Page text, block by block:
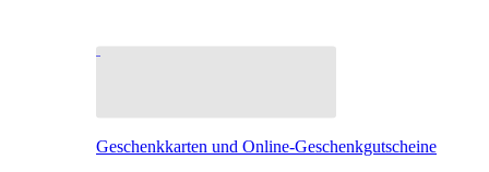
Geschenkkarten und Online-Geschenkgutscheine